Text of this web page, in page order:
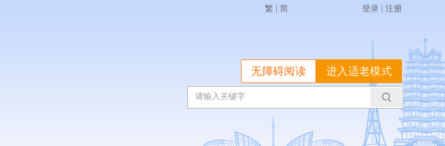
繁 简 登录 注册
进入适老模式
无障碍阅读